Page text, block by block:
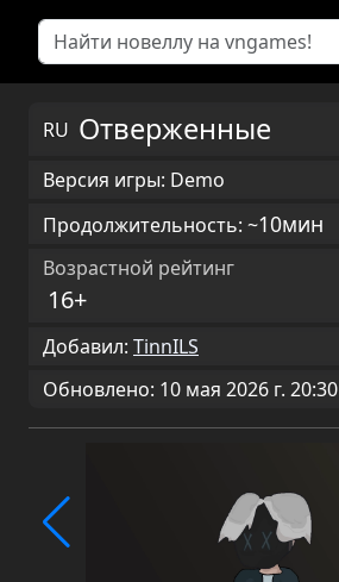
RU Отверженные
Версия игры: Demo
Продолжительность: ~10мин
Возрастной рейтинг
16+
Добавил: TinnILS
Обновлено: 10 мая 2026 г. 20:30